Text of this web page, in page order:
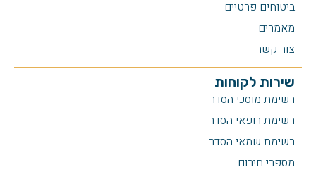
ביטוחים פרטיים
מאמרים
צור קשר
שירות לקוחות
רשימת מוסכי הסדר
רשימת רופאי הסדר
רשימת שמאי הסדר
מספרי חירום